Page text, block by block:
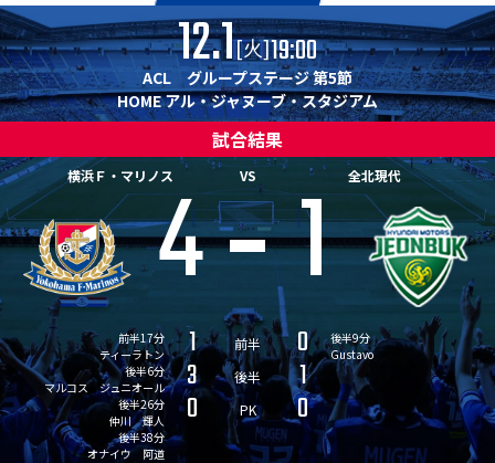
12.1[火]19:00
ACL グループステージ 第5節
HOME アル・ジャヌーブ・スタジアム
試合結果
横浜Ｆ・マリノス VS 全北現代
4 1
前半17分
ティーラトン
後半6分
マルコス ジュニオール
後半26分
仲川 輝人
後半38分
オナイウ 阿道
1 前半
0
3
後半
1
0
PK 0
後半9分
Gustavo